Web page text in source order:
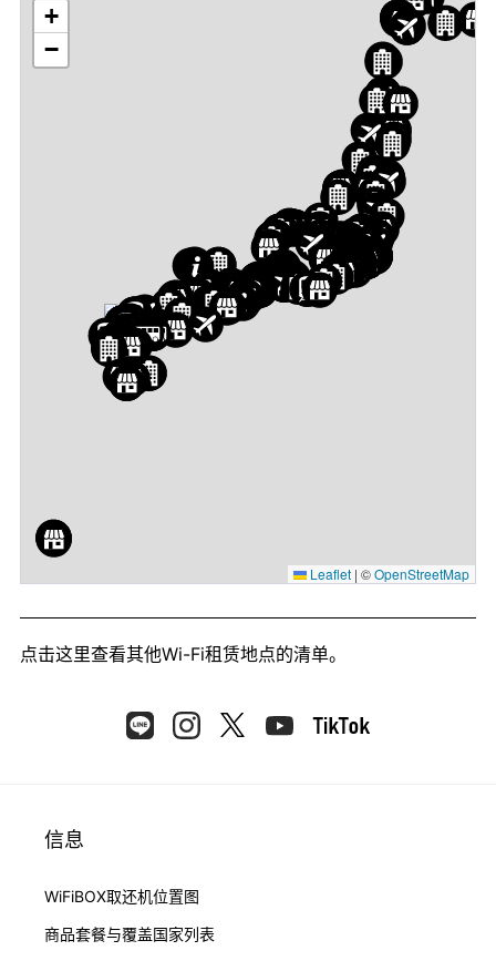
+
−
Leaflet | ©OpenStreetMap
点击这里查看其他Wi-Fi租赁地点的清单。
信息
WiFiBOX取还机位置图
商品套餐与覆盖国家列表